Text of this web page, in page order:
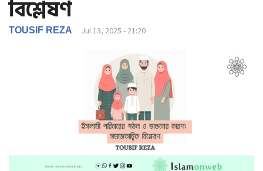
g
a
t
বিশ্লেষণ
TOUSIF REZA Jul 13, 2025 - 21:20